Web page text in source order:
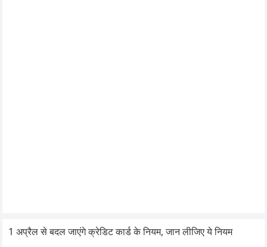
1 अप्रैल से बदल जाएंगे क्रेडिट कार्ड के नियम, जान लीजिए ये नियम